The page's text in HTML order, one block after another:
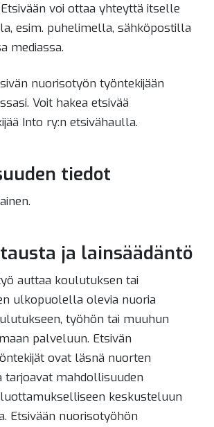
voi ottaa yhteyttä itselle
esim. puhelimella, sähköpostilla
mediassa.
nuorisotyön työntekijään
Voit hakea etsivää
Into ry:n etsivähaulla.
tiedot
ja lainsäädäntö
auttaa koulutuksen tai
ulkopuolella olevia nuoria
työhön tai muuhun
palveluun. Etsivän
ovat läsnä nuorten
tarjoavat mahdollisuuden
keskusteluun
Etsivään nuorisotyöhön